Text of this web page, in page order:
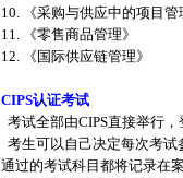
10. 《采购与供应中的项目
11. 《零售商品管理》
12. 《国际供应链管理》
CIPS认证考试
考试全部由CIPS直接举行
考生可以自己决定每次考
通过的考试科目都将记录在